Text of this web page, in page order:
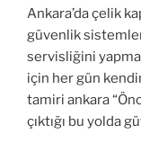
Ankara’da çelik
güvenlik
servisliğini
için her gün
tamiri ankara
çıktığı bu yolda